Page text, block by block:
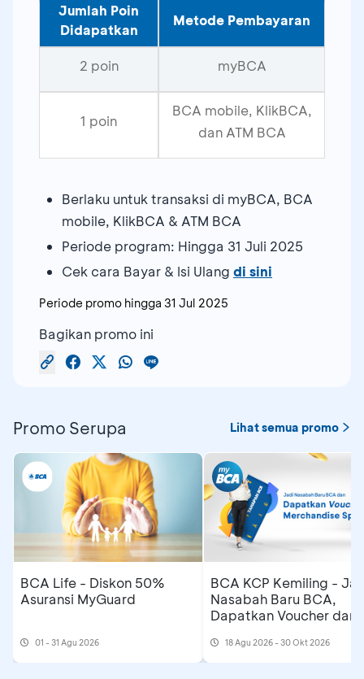
Jumlah Poin
Didapatkan
Metode Pembayaran
2 poin myBCA
1 poin
BCA mobile, KlikBCA,
dan ATM BCA
Berlaku untuk transaksi di myBCA, BCA
mobile, KlikBCA & ATM BCA
Periode program: Hingga 31 Juli 2025
Cek cara Bayar & Isi Ulang di sini
Periode promo hingga 31 Jul 2025
Bagikan promo ini
Promo Serupa Lihat semua promo
BCA Life - Diskon 50%
Asuransi MyGuard
01 - 31 Agu 2026
BCA KCP Kemiling -
Nasabah Baru BCA,
Dapatkan Voucher dan
18 Agu 2026 - 30 Okt 2026